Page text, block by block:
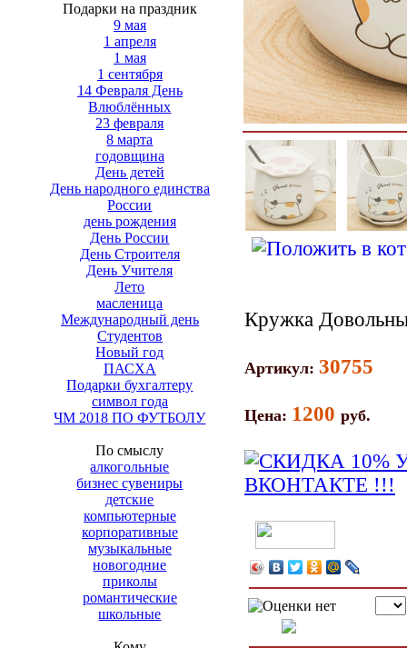
Подарки на праздник
9 мая
1 апреля
1 мая
1 сентября
14 Февраля День
Влюблённых
23 февраля
8 марта
годовщина
День детей
День народного единства
России
день рождения
День России
День Строителя
День Учителя
Лето
масленица
Международный день
Студентов
Новый год
ПАСХА
Подарки бухгалтеру
символ года
ЧМ 2018 ПО ФУТБОЛУ
По смыслу
алкогольные
бизнес сувениры
детские
компьютерные
корпоративные
музыкальные
новогодние
приколы
романтические
школьные
Кружка
Артикул: 30755
Цена: 1200 руб.